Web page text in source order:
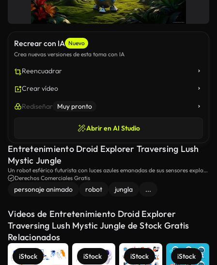
Recrear con IA Nuevo
Crea nuevas versiones de esta toma con IA
Reencuadrar
Crear vídeo
Rediseñar Muy pronto
Abrir en AI Studio
Entretenimiento Droid Explorer Traversing Lush
Mystic Jungle
Un robot esférico futurista con luces azules emanadas de sus sensores explora
una selva serena y nebulosa bañada en suave luz solar.
Derechos Comerciales Gratis
personaje animado robot jungla ...
Videos de Entretenimiento Droid Explorer
Traversing Lush Mystic Jungle de Stock Gratis
Relacionados
iStock iStock iStock iStock